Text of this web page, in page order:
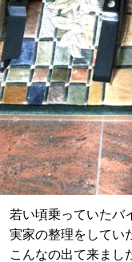
若い頃乗っていたバ
実家の整理をしてい
こんなの出て来まし